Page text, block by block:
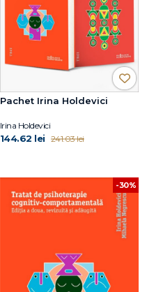
Pachet Irina Holdevici
Irina Holdevici
144.62 lei 241.03 lei
-30%